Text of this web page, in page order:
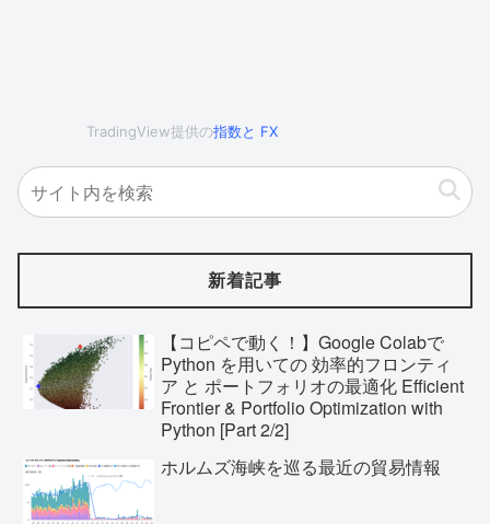
TradingView提供の指数と FX
新着記事
【コピペで動く！】Google Colabで
Python を用いての 効率的フロンティ
ア と ポートフォリオの最適化 Efficient
Frontier & Portfolio Optimization with
Python [Part 2/2]
ホルムズ海峡を巡る最近の貿易情報